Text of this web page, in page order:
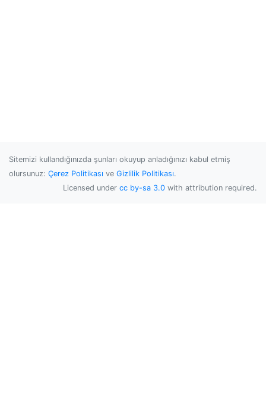
Sitemizi kullandığınızda şunları okuyup anladığınızı kabul etmiş
olursunuz: Çerez Politikası ve Gizlilik Politikası.
Licensed under cc by-sa 3.0 with attribution required.